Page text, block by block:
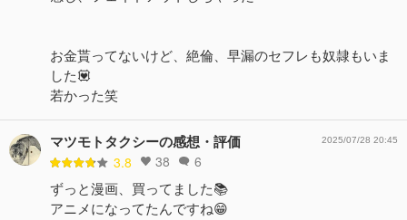
お金貰ってないけど、絶倫、早漏のセフレも奴隷もいま
した💟
若かった笑
マツモトタクシーの感想・評価
3.8 38 6
2025/07/28 20:45
ずっと漫画、買ってました📚
アニメになってたんですね😁